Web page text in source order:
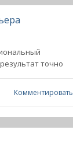
точно
Комментировать